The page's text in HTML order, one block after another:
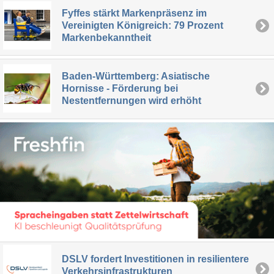
Fyffes stärkt Markenpräsenz im
Vereinigten Königreich: 79 Prozent
Markenbekanntheit
Baden-Württemberg: Asiatische
Hornisse - Förderung bei
Nestentfernungen wird erhöht
DSLV fordert Investitionen in resilientere
Verkehrsinfrastrukturen